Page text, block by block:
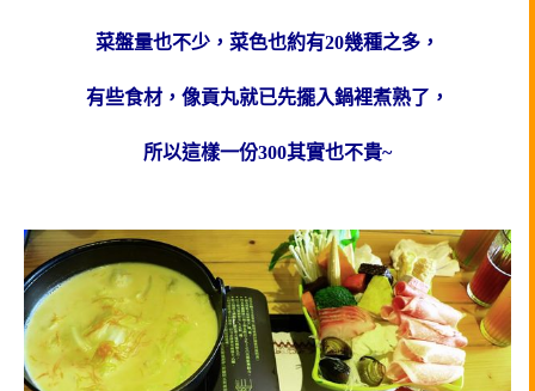
菜盤量也不少，菜色也約有20幾種之多，
有些食材，像貢丸就已先擺入鍋裡煮熟了，
所以這樣一份300其實也不貴~